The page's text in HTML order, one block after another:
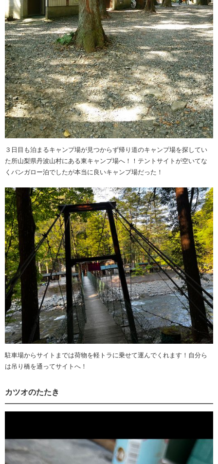
３日目も泊まるキャンプ場が見つからず帰り道のキャンプ場を探してい
た所山梨県丹波山村にある東キャンプ場へ！！テントサイトが空いてな
くバンガロー泊でしたが本当に良いキャンプ場だった！
駐車場からサイトまでは荷物を軽トラに乗せて運んでくれます！自分ら
は吊り橋を通ってサイトへ！
カツオのたたき